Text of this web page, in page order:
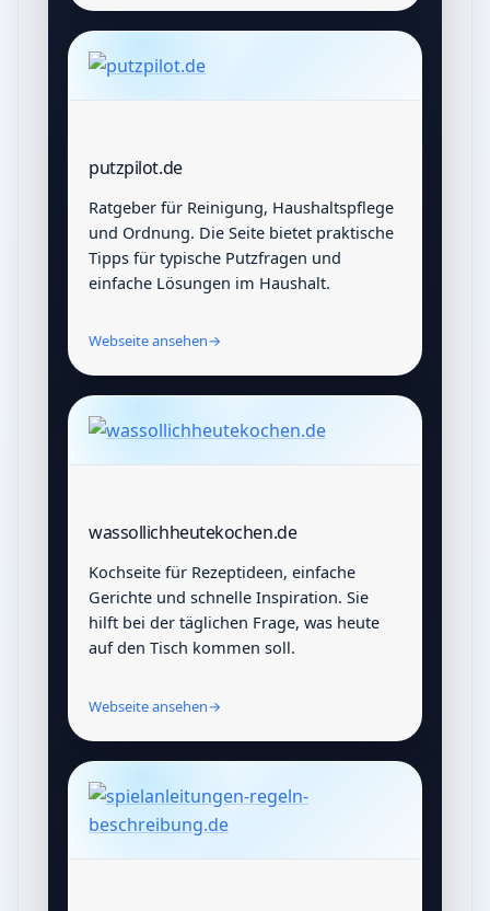
putzpilot.de
Ratgeber für Reinigung, Haushaltspflege
und Ordnung. Die Seite bietet praktische
Tipps für typische Putzfragen und
einfache Lösungen im Haushalt.
Webseite ansehen→
wassollichheutekochen.de
Kochseite für Rezeptideen, einfache
Gerichte und schnelle Inspiration. Sie
hilft bei der täglichen Frage, was heute
auf den Tisch kommen soll.
Webseite ansehen→